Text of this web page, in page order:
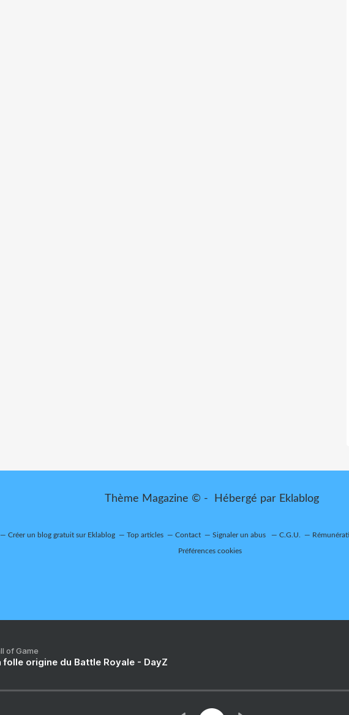
Thème Magazine © - Hébergé par Eklablog
Créer un blog gratuit sur Eklablog Top articles Contact Signaler un abus C.G.U.
Préférences cookies
of Game
folle origine du Battle Royale - DayZ